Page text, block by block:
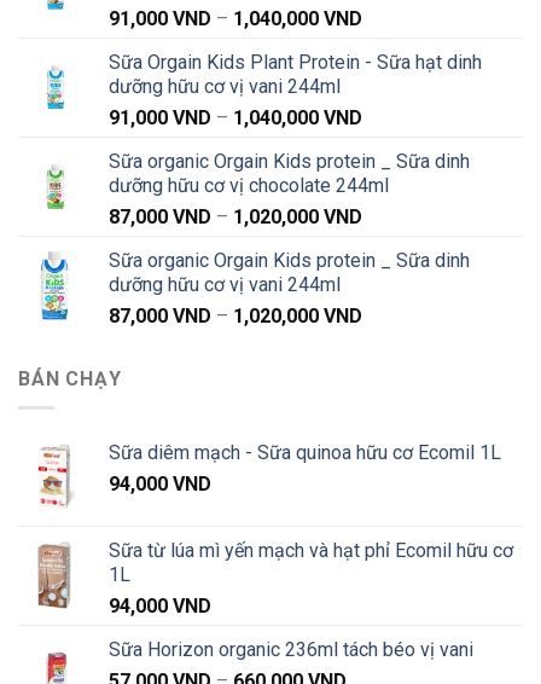
91,000 VND – 1,040,000 VND
từ
Sữa Orgain Kids Plant Protein - Sữa hạt dinh
dưỡng hữu cơ vị vani 244ml
91,000 VND – 1,040,000 VND
từ
91,000 VND
Sữa organic Orgain Kids protein _ Sữa dinh
dưỡng hữu cơ vị chocolate 244ml
87,000 VND – 1,020,000 VND
từ
Sữa organic Orgain Kids protein _ Sữa dinh
dưỡng hữu cơ vị vani 244ml
87,000 VND – 1,020,000 VND
1,020,000 VND
BÁN CHẠY
Sữa diêm mạch - Sữa quinoa hữu cơ Ecomil 1L
94,000 VND
Sữa từ lúa mì yến mạch và hạt phỉ Ecomil hữu cơ
1L
94,000 VND
Sữa Horizon organic 236ml tách béo vị vani